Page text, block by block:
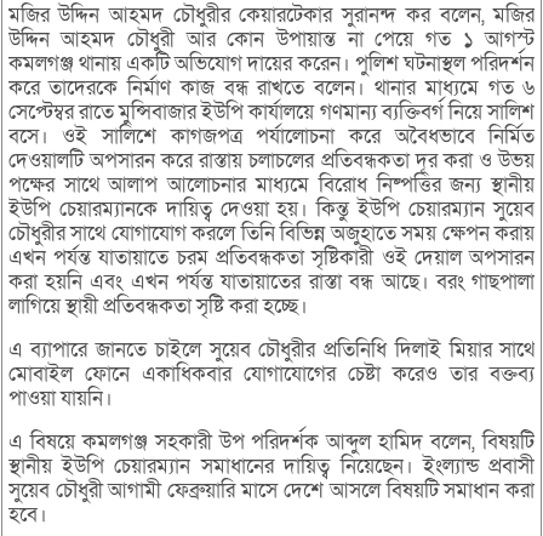
মজির উদ্দিন আহমদ চৌধুরীর কেয়ারটেকার সুরানন্দ কর বলেন, মজির
উদ্দিন আহমদ চৌধুরী আর কোন উপায়ান্ত না পেয়ে গত ১ আগস্ট
কমলগঞ্জ থানায় একটি অভিযোগ দায়ের করেন। পুলিশ ঘটনাস্থল পরিদর্শন
করে তাদেরকে নির্মাণ কাজ বন্ধ রাখতে বলেন। থানার মাধ্যমে গত ৬
সেপ্টেম্বর রাতে মুন্সিবাজার ইউপি কার্যালয়ে গণমান্য ব্যক্তিবর্গ নিয়ে সালিশ
বসে। ওই সালিশে কাগজপত্র পর্যালোচনা করে অবৈধভাবে নির্মিত
দেওয়ালটি অপসারন করে রাস্তায় চলাচলের প্রতিবন্ধকতা দূর করা ও উভয়
পক্ষের সাথে আলাপ আলোচনার মাধ্যমে বিরোধ নিষ্পত্তির জন্য স্থানীয়
ইউপি চেয়ারম্যানকে দায়িত্ব দেওয়া হয়। কিন্তু ইউপি চেয়ারম্যান সুয়েব
চৌধুরীর সাথে যোগাযোগ করলে তিনি বিভিন্ন অজুহাতে সময় ক্ষেপন করায়
এখন পর্যন্ত যাতায়াতে চরম প্রতিবন্ধকতা সৃষ্টিকারী ওই দেয়াল অপসারন
করা হয়নি এবং এখন পর্যন্ত যাতায়াতের রাস্তা বন্ধ আছে। বরং গাছপালা
লাগিয়ে স্থায়ী প্রতিবন্ধকতা সৃষ্টি করা হচ্ছে।
এ ব্যাপারে জানতে চাইলে সুয়েব চৌধুরীর প্রতিনিধি দিলাই মিয়ার সাথে
মোবাইল ফোনে একাধিকবার যোগাযোগের চেষ্টা করেও তার বক্তব্য
পাওয়া যায়নি।
এ বিষয়ে কমলগঞ্জ সহকারী উপ পরিদর্শক আব্দুল হামিদ বলেন, বিষয়টি
স্থানীয় ইউপি চেয়ারম্যান সমাধানের দায়িত্ব নিয়েছেন। ইংল্যান্ড প্রবাসী
সুয়েব চৌধুরী আগামী ফেব্রুয়ারি মাসে দেশে আসলে বিষয়টি সমাধান করা
হবে।